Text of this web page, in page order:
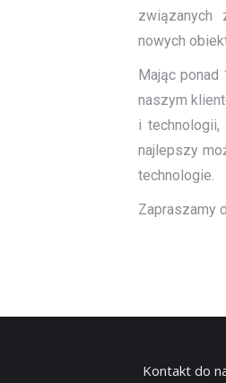
związanych
nowych
Mając
naszym
i
najlepszy
technologie.
Zapraszamy
Kontakt do